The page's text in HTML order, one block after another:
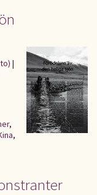
|
,
,